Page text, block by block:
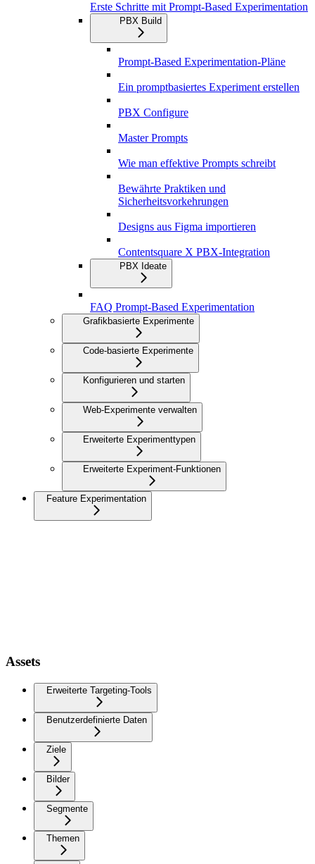
Erste Schritte mit Prompt-Based Experimentation
PBX Build
Prompt-Based Experimentation-Pläne
Ein promptbasiertes Experiment erstellen
PBX Configure
Master Prompts
Wie man effektive Prompts schreibt
Bewährte Praktiken und
Sicherheitsvorkehrungen
Designs aus Figma importieren
Contentsquare X PBX-Integration
PBX Ideate
FAQ Prompt-Based Experimentation
Grafikbasierte Experimente
Code-basierte Experimente
Konfigurieren und starten
Web-Experimente verwalten
Erweiterte Experimenttypen
Erweiterte Experiment-Funktionen
Feature Experimentation
Assets
Erweiterte Targeting-Tools
Benutzerdefinierte Daten
Ziele
Bilder
Segmente
Themen